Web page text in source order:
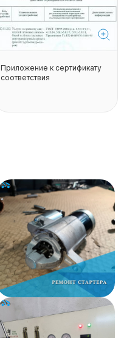
Приложение к сертификату
соответствия